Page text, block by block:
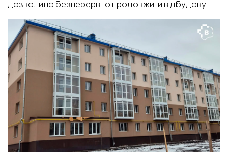
дозволило безперервно продовжити відбудову.